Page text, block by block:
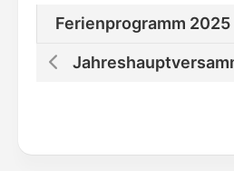
Ferienprogramm 2025